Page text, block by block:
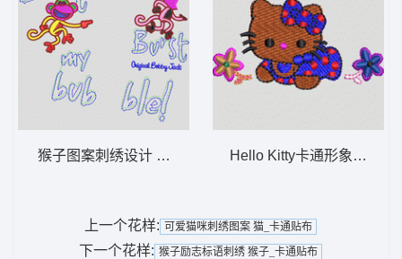
猴子图案刺绣设计 猴子_卡通贴布Hello Kitty卡通形象刺绣图
上一个花样: 可爱猫咪刺绣图案 猫_卡通贴布
下一个花样: 猴子励志标语刺绣 猴子_卡通贴布